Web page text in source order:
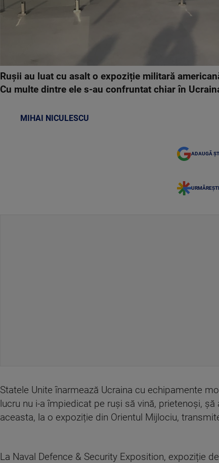
Rușii au luat cu asalt o expoziție militară
Cu multe dintre ele s-au confruntat chiar în
MIHAI NICULESCU
ADAUGĂ
Statele Unite înarmează Ucraina cu echipamente
lucru nu i-a împiedicat pe ruși să vină, prietenoși,
aceasta, la o expoziție din Orientul Mijlociu,
La Naval Defence & Security Exposition, expoziție